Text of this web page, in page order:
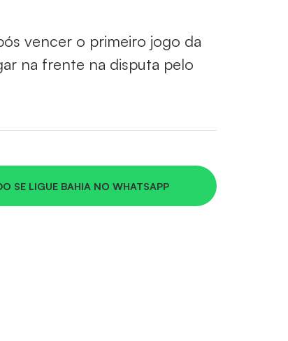
vencer o primeiro jogo da
na frente na disputa pelo
SE LIGUE BAHIA NO WHATSAPP